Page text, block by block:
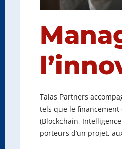
Talas Partners
tels que le financement
(Blockchain,
porteurs d’un projet,